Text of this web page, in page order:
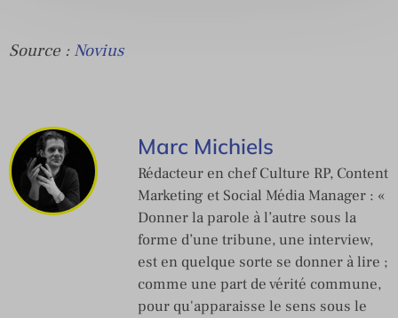
Source : Novius
Marc Michiels
Rédacteur en chef Culture RP, Content
Marketing et Social Média Manager : «
Donner la parole à l’autre sous la
forme d’une tribune, une interview,
est en quelque sorte se donner à lire ;
comme une part de vérité commune,
pour qu'apparaisse le sens sous le